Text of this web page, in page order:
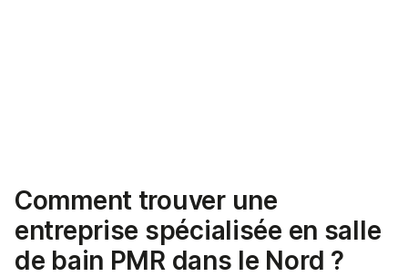
Comment trouver une
entreprise spécialisée en salle
de bain PMR dans le Nord ?